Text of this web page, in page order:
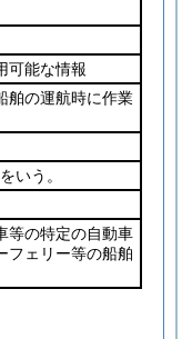
可能な情報
舶の運航時に作業
をいう。
等の特定の自動車
フェリー等の船舶